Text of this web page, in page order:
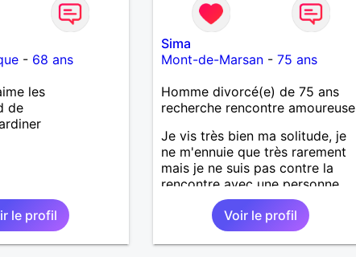
- 68 ans
les
de
le profil
Sima
Mont-de-Marsan- 75 ans
Homme divorcé(e) de 75 ans
recherche rencontre amoureuse
Je vis très bien ma solitude, je
ne m'ennuie que très rarement
mais je ne suis pas contre la
rencontre avec une personne
compatible . Pourquoi une
amitié ne pourrait pas évoluer si
bon feeling réciproque... Je
recherche de la proximité car je
Voir le profil